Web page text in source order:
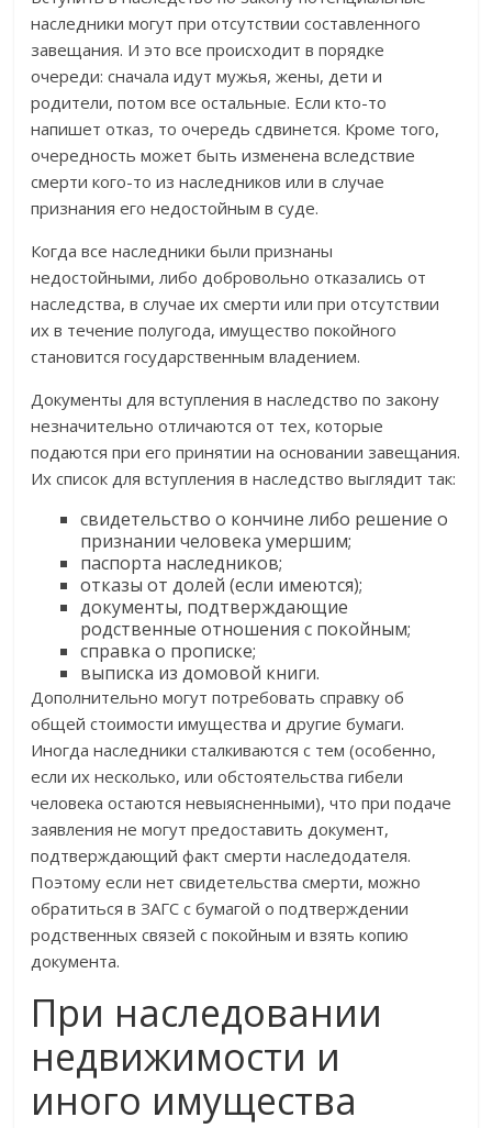
наследники могут при отсутствии составленного
завещания. И это все происходит в порядке
очереди: сначала идут мужья, жены, дети и
родители, потом все остальные. Если кто-то
напишет отказ, то очередь сдвинется. Кроме того,
очередность может быть изменена вследствие
смерти кого-то из наследников или в случае
признания его недостойным в суде.
Когда все наследники были признаны
недостойными, либо добровольно отказались от
наследства, в случае их смерти или при отсутствии
их в течение полугода, имущество покойного
становится государственным владением.
Документы для вступления в наследство по закону
незначительно отличаются от тех, которые
подаются при его принятии на основании завещания.
Их список для вступления в наследство выглядит так:
свидетельство о кончине либо решение о
признании человека умершим;
паспорта наследников;
отказы от долей (если имеются);
документы, подтверждающие
родственные отношения с покойным;
справка о прописке;
выписка из домовой книги.
Дополнительно могут потребовать справку об
общей стоимости имущества и другие бумаги.
Иногда наследники сталкиваются с тем (особенно,
если их несколько, или обстоятельства гибели
человека остаются невыясненными), что при подаче
заявления не могут предоставить документ,
подтверждающий факт смерти наследодателя.
Поэтому если нет свидетельства смерти, можно
обратиться в ЗАГС с бумагой о подтверждении
родственных связей с покойным и взять копию
документа.
При наследовании
недвижимости и
иного имущества